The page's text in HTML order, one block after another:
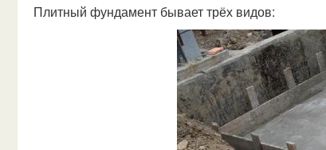
Плитный фундамент бывает трёх видов: